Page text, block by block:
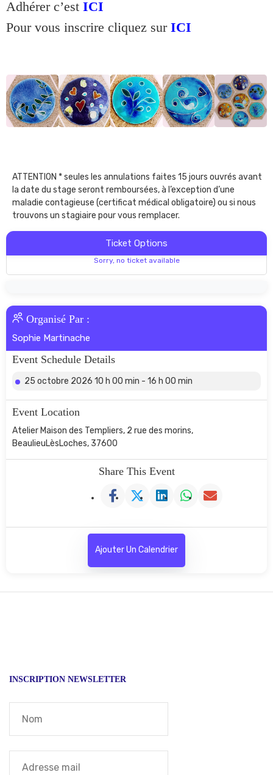
Adhérer c’est ICI
Pour vous inscrire cliquez sur ICI
ATTENTION * seules les annulations faites 15 jours ouvrés avant
la date du stage seront remboursées, à l’exception d’une
maladie contagieuse (certificat médical obligatoire) ou si nous
trouvons un stagiaire pour vous remplacer.
Ticket Options
Sorry, no ticket available
Organisé Par :
Sophie Martinache
Event Schedule Details
25 octobre 2026 10 h 00 min - 16 h 00 min
Event Location
Atelier Maison des Templiers, 2 rue des morins,
BeaulieuLèsLoches, 37600
Share This Event
Ajouter Un Calendrier
INSCRIPTION NEWSLETTER